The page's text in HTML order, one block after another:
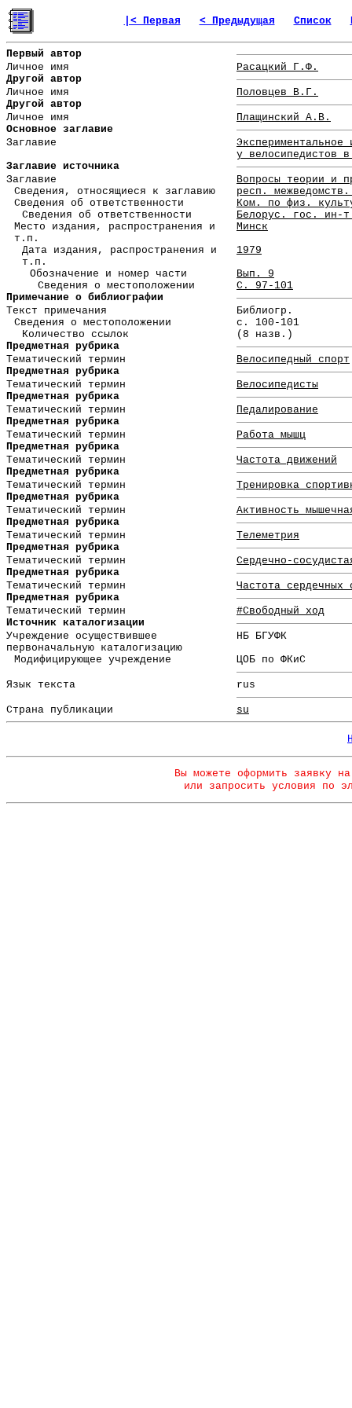
|< Первая < Предыдущая Список
Первый автор
Личное имя
Расацкий Г.Ф.
Другой автор
Личное имя
Половцев В.Г.
Другой автор
Личное имя
Плащинский А.В.
Основное заглавие
Заглавие
у велосипедистов
Заглавие источника
Заглавие
Вопросы теории и
Сведения, относящиеся к заглавию
респ.
Сведения об ответственности
Ком. по физ.
Сведения об ответственности
Белорус. гос. ин-
Место издания, распространения и
т.п.
Минск
Дата издания, распространения и
т.п.
1979
Обозначение и номер части
Вып. 9
Сведения о местоположении
С. 97-101
Примечание о библиографии
Текст примечания
Библиогр.
Сведения о местоположении
с. 100-101
Количество ссылок
(8 назв.)
Предметная рубрика
Тематический термин
Велосипедный спорт
Предметная рубрика
Тематический термин
Велосипедисты
Предметная рубрика
Тематический термин
Педалирование
Предметная рубрика
Тематический термин
Работа мышц
Предметная рубрика
Тематический термин
Частота движений
Предметная рубрика
Тематический термин
Тренировка
Предметная рубрика
Тематический термин
Активность
Предметная рубрика
Тематический термин
Телеметрия
Предметная рубрика
Тематический термин
Сердечно-
Предметная рубрика
Тематический термин
Частота сердечных
Предметная рубрика
Тематический термин
#Свободный ход
Источник каталогизации
Учреждение осуществившее
первоначальную каталогизацию
НБ БГУФК
Модифицирующее учреждение
ЦОБ по ФКиС
Язык текста rus
Страна публикации su
Вы можете оформить заявку
или запросить условия по